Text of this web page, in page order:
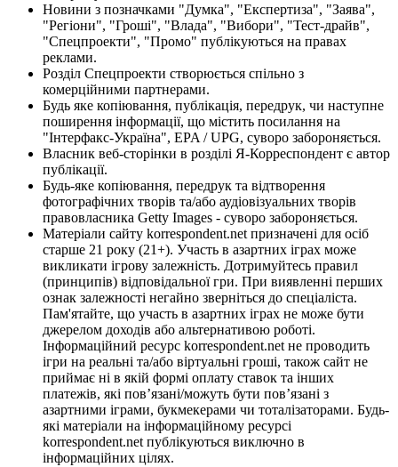
Новини з позначками "Думка", "Експертиза", "Заява",
"Регіони", "Гроші", "Влада", "Вибори", "Тест-драйв",
"Спецпроекти", "Промо" публікуються на правах
реклами.
Розділ Спецпроекти створюється спільно з
комерційними партнерами.
Будь яке копіювання, публікація, передрук, чи наступне
поширення інформації, що містить посилання на
"Інтерфакс-Україна", EPA / UPG, суворо забороняється.
Власник веб-сторінки в розділі Я-Корреспондент є автор
публікації.
Будь-яке копіювання, передрук та відтворення
фотографічних творів та/або аудіовізуальних творів
правовласника Getty Images - суворо забороняється.
Матеріали сайту korrespondent.net призначені для осіб
старше 21 року (21+). Участь в азартних іграх може
викликати ігрову залежність. Дотримуйтесь правил
(принципів) відповідальної гри. При виявленні перших
ознак залежності негайно зверніться до спеціаліста.
Пам'ятайте, що участь в азартних іграх не може бути
джерелом доходів або альтернативою роботі.
Інформаційний ресурс korrespondent.net не проводить
ігри на реальні та/або віртуальні гроші, також сайт не
приймає ні в якій формі оплату ставок та інших
платежів, які пов’язані/можуть бути пов’язані з
азартними іграми, букмекерами чи тоталізаторами. Будь-
які матеріали на інформаційному ресурсі
korrespondent.net публікуються виключно в
інформаційних цілях.